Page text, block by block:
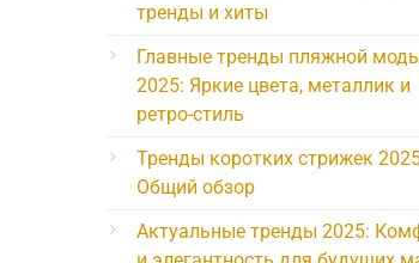
тренды и хиты
Главные тренды пляжной
2025: Яркие цвета, металлик и
ретро-стиль
Тренды коротких стрижек
Общий обзор
Актуальные тренды 2025: